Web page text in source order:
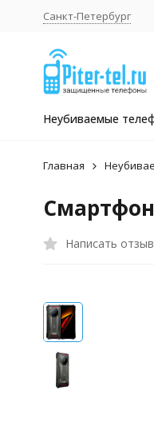
Санкт-Петербург
Неубиваемые
Главная
Смартфон
Написать отзыв